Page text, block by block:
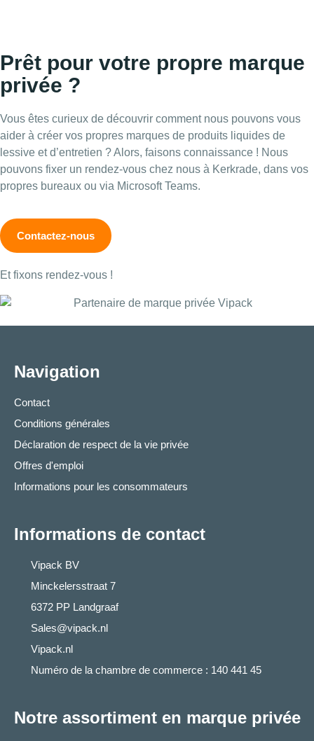
Prêt pour votre propre marque
privée ?
Vous êtes curieux de découvrir comment nous pouvons vous
aider à créer vos propres marques de produits liquides de
lessive et d’entretien ? Alors, faisons connaissance ! Nous
pouvons fixer un rendez-vous chez nous à Kerkrade, dans vos
propres bureaux ou via Microsoft Teams.
Contactez-nous
Et fixons rendez-vous !
Navigation
Contact
Conditions générales
Déclaration de respect de la vie privée
Offres d'emploi
Informations pour les consommateurs
Informations de contact
Vipack BV
Minckelersstraat 7
6372 PP Landgraaf
Sales@vipack.nl
Vipack.nl
Numéro de la chambre de commerce : 140 441 45
Notre assortiment en marque privée